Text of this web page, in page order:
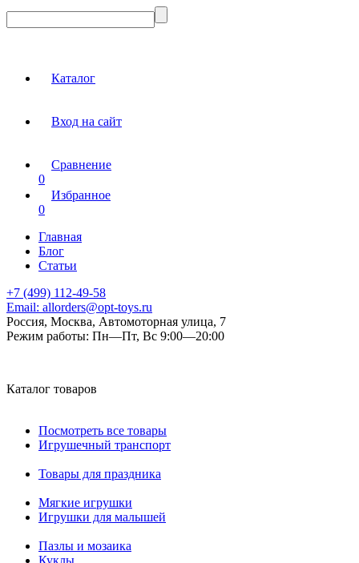
Каталог
Вход на сайт
Сравнение
0
Избранное
0
Главная
Блог
Статьи
+7 (499) 112-49-58
Email: allorders@opt-toys.ru
Россия, Москва, Автомоторная улица, 7
Режим работы: Пн—Пт, Вс 9:00—20:00
Каталог товаров
Посмотреть все товары
Игрушечный транспорт
Товары для праздника
Мягкие игрушки
Игрушки для малышей
Пазлы и мозаика
Куклы